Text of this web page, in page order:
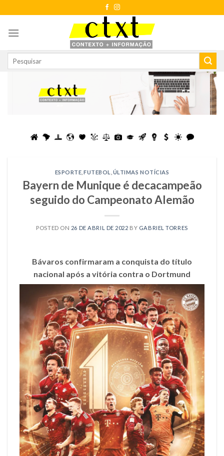
to
content
ESPORTE ,FUTEBOL ÚLTIMAS NOTÍCIAS
Bayern de Munique é decacampeão
seguido do Campeonato Alemão
POSTED ON 26 DE ABRIL DE 2022 BY GABRIEL TORRES
Bávaros confirmaram a conquista do título
nacional após a vitória contra o Dortmund